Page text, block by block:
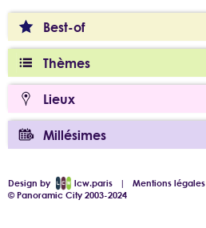
Best-of
Thèmes
Lieux
Millésimes
Design by lcw.paris |Mentions légales
© Panoramic City 2003-2024